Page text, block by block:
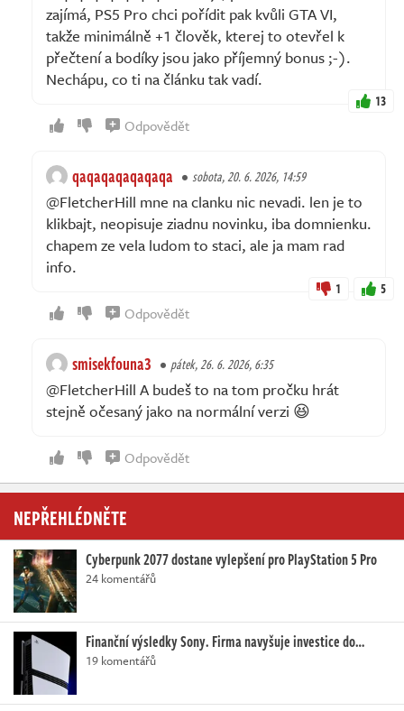
zajímá, PS5 Pro chci pořídit pak kvůli GTA VI,
takže minimálně +1 člověk, kterej to otevřel k
přečtení a bodíky jsou jako příjemný bonus ;-).
Nechápu, co ti na článku tak vadí.
13
Odpovědět
qaqaqaqaqaqaqa sobota, 20. 6. 2026, 14:59
@FletcherHill mne na clanku nic nevadi. len je to
klikbajt, neopisuje ziadnu novinku, iba domnienku.
chapem ze vela ludom to staci, ale ja mam rad
info.
1 5
Odpovědět
smisekfouna3 pátek, 26. 6. 2026, 6:35
@FletcherHill A budeš to na tom pročku hrát
stejně očesaný jako na normální verzi 😆
Odpovědět
NEPŘEHLÉDNĚTE
Cyberpunk 2077 dostane vylepšení pro PlayStation 5 Pro
24 komentářů
Finanční výsledky Sony. Firma navyšuje investice do…
19 komentářů